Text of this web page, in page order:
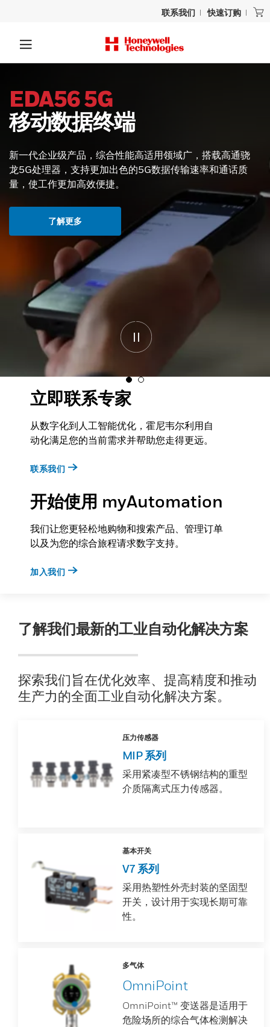
联系我们 快速订购
EDA56 5G
移动数据终端
新一代企业级产品，综合性能高适用领域广，搭载高通骁
龙5G处理器，支持更加出色的5G数据传输速率和通话质
量，使工作更加高效便捷。
了解更多
立即联系专家
从数字化到人工智能优化，霍尼韦尔利用自
动化满足您的当前需求并帮助您走得更远。
联系我们
开始使用 myAutomation
我们让您更轻松地购物和搜索产品、管理订单
以及为您的综合旅程请求数字支持。
加入我们
了解我们最新的工业自动化解决方案
探索我们旨在优化效率、提高精度和推动
生产力的全面工业自动化解决方案。
压力传感器
MIP 系列
采用紧凑型不锈钢结构的重型
介质隔离式压力传感器。
基本开关
V7 系列
采用热塑性外壳封装的坚固型
开关，设计用于实现长期可靠
性。
多气体
OmniPoint
OmniPoint™ 变送器是适用于
危险场所的综合气体检测解决